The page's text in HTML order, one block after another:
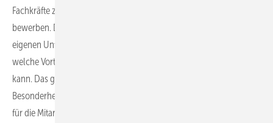
Fachkräfte zu bewegen, sich bei dem suchenden Unternehmen zu
bewerben. Dem muss aber vor allem eine eingehende Analyse des
eigenen Unternehmens vorausgehen. Denn nur so wird klar,
welche Vorteile man gegenüber anderen Unternehmen anbieten
kann. Das geht über die Bezahlung hinaus und reicht bis zu
Besonderheiten wie Dienstwagen oder eine eigene Kinderbetreuung
für die Mitarbeiter:innen. Es läuft also auf einen Marktvergleich